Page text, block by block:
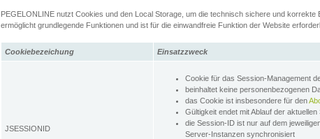
PEGELONLINE nutzt Cookies und den Local Storage, um die technisch sichere und korrekte
ermöglicht grundlegende Funktionen und ist für die einwandfreie Funktion der Website
Cookiebezeichung Einsatzzweck
JSESSIONID
Cookie für das Session-Management
beinhaltet keine personenbezogenen
das Cookie ist insbesondere für den
Gültigkeit endet mit Ablauf der aktuellen
die Session-ID ist nur auf dem
Server-Instanzen synchronisiert